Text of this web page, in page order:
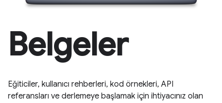
Belgeler
Eğiticiler, kullanıcı rehberleri, kod örnekleri, API
referansları ve derlemeye başlamak için ihtiyacınız olan